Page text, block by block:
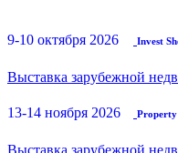
9-10 октября 2026 Invest
Выставка зарубежной
13-14 ноября 2026 Property